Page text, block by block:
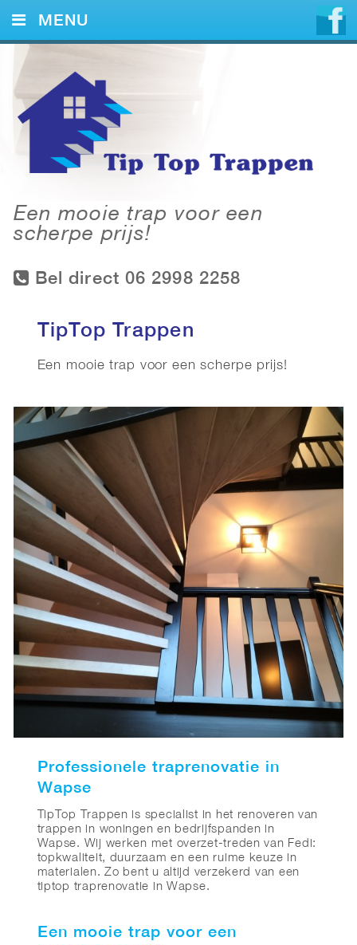
Een mooie trap voor een
scherpe prijs!
Bel direct 06 2998 2258
MENU
HOME
DIENSTEN
VOORBEELDEN
CONTACT
TipTop Trappen
Een mooie trap voor een scherpe prijs!
Professionele traprenovatie in
Wapse
TipTop Trappen is specialist in het renoveren van
trappen in woningen en bedrijfspanden in
Wapse. Wij werken met overzet-treden van Fedi:
topkwaliteit, duurzaam en een ruime keuze in
materialen. Zo bent u altijd verzekerd van een
tiptop traprenovatie in Wapse.
Een mooie trap voor een